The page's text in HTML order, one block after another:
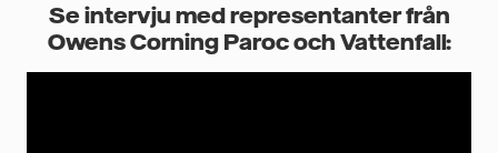
Se intervju med representanter från
Owens Corning Paroc och Vattenfall: